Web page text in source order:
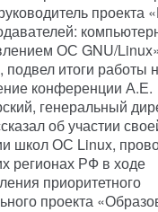
проекта
ОС GNU/
подвел итоги работы
конференции А.Е.
генеральный
об участии
школ ОС Linux,
регионах РФ в ходе
приоритетного
проекта